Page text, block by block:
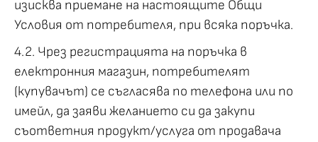
изисква приемане на настоящите Общи
Условия от потребителя, при всяка поръчка.
4.2. Чрез регистрацията на поръчка в
електронния магазин, потребителят
(купувачът) се съгласява по телефона или по
имейл, да заяви желанието си да закупи
съответния продукт/услуга от продавача